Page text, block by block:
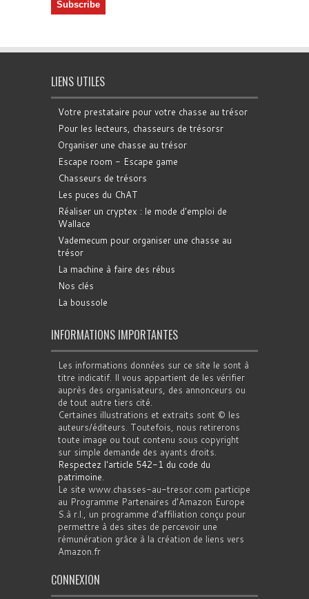
LIENS UTILES
Votre prestataire pour votre chasse au trésor
Pour les lecteurs, chasseurs de trésorsr
Organiser une chasse au trésor
Escape room - Escape game
Chasseurs de trésors
Les puces du ChAT
Réaliser un cryptex : le mode d'emploi de
Wallace
Vademecum pour organiser une chasse au
trésor
La machine à faire des rébus
Nos clés
La boussole
INFORMATIONS IMPORTANTES
Les informations données sur ce site le sont à
titre indicatif. Il vous appartient de les vérifier
auprès des organisateurs, des annonceurs ou
de tout autre tiers cité.
Certaines illustrations et extraits sont © les
auteurs/éditeurs. Toutefois, nous retirerons
toute image ou tout contenu sous copyright
sur simple demande des ayants droits.
Respectez l'article 542-1 du code du
patrimoine.
Le site www.chasses-au-tresor.com participe
au Programme Partenaires d’Amazon Europe
S.à r.l., un programme d’affiliation conçu pour
permettre à des sites de percevoir une
rémunération grâce à la création de liens vers
Amazon.fr
CONNEXION